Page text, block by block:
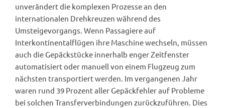
unverändert die komplexen Prozesse an den
internationalen Drehkreuzen während des
Umsteigevorgangs. Wenn Passagiere auf
Interkontinentalflügen ihre Maschine wechseln, müssen
auch die Gepäckstücke innerhalb enger Zeitfenster
automatisiert oder manuell von einem Flugzeug zum
nächsten transportiert werden. Im vergangenen Jahr
waren rund 39 Prozent aller Gepäckfehler auf Probleme
bei solchen Transferverbindungen zurückzuführen. Dies